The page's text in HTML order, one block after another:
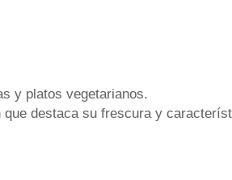
y platos vegetarianos.
destaca su frescura y